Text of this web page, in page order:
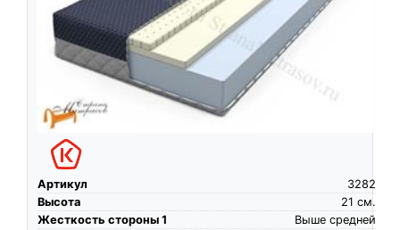
Артикул
3282
Высота
см.
21
Жесткость стороны 1
Выше средней